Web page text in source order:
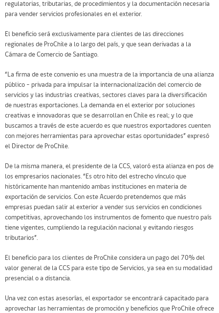
regulatorias, tributarias, de procedimientos y la documentación necesaria
para vender servicios profesionales en el exterior.
El beneficio será exclusivamente para clientes de las direcciones
regionales de ProChile a lo largo del país, y que sean derivadas a la
Cámara de Comercio de Santiago.
“La firma de este convenio es una muestra de la importancia de una alianza
público – privada para impulsar la internacionalización del comercio de
servicios y las industrias creativas, sectores claves para la diversificación
de nuestras exportaciones. La demanda en el exterior por soluciones
creativas e innovadoras que se desarrollan en Chile es real; y lo que
buscamos a través de este acuerdo es que nuestros exportadores cuenten
con mejores herramientas para aprovechar estas oportunidades” expresó
el Director de ProChile.
De la misma manera, el presidente de la CCS, valoró esta alianza en pos de
los empresarios nacionales. “Es otro hito del estrecho vínculo que
históricamente han mantenido ambas instituciones en materia de
exportación de servicios. Con este Acuerdo pretendemos que más
empresas puedan salir al exterior a vender sus servicios en condiciones
competitivas, aprovechando los instrumentos de fomento que nuestro país
tiene vigentes, cumpliendo la regulación nacional y evitando riesgos
tributarios”.
El beneficio para los clientes de ProChile considera un pago del 70% del
valor general de la CCS para este tipo de Servicios, ya sea en su modalidad
presencial o a distancia.
Una vez con estas asesorías, el exportador se encontrará capacitado para
aprovechar las herramientas de promoción y beneficios que ProChile ofrece